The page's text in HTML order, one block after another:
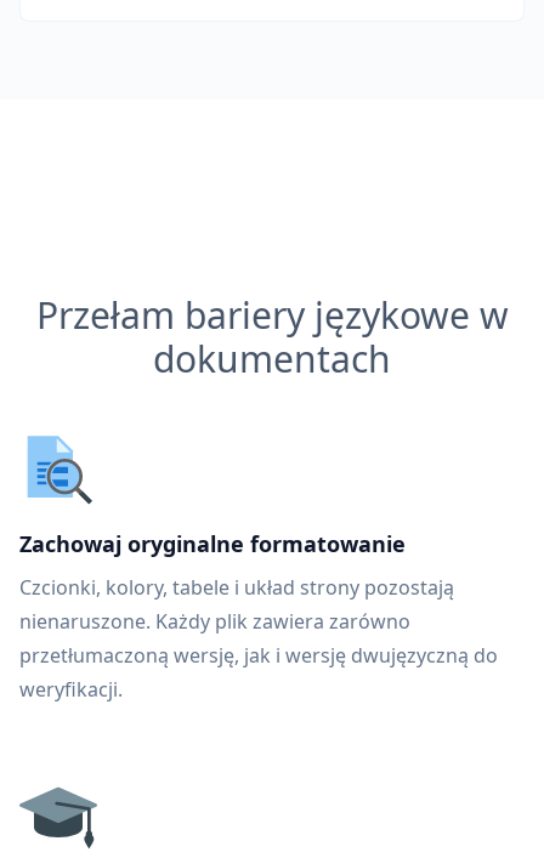
Przełam bariery językowe w
dokumentach
Zachowaj oryginalne formatowanie
Czcionki, kolory, tabele i układ strony pozostają
nienaruszone. Każdy plik zawiera zarówno
przetłumaczoną wersję, jak i wersję dwujęzyczną do
weryfikacji.